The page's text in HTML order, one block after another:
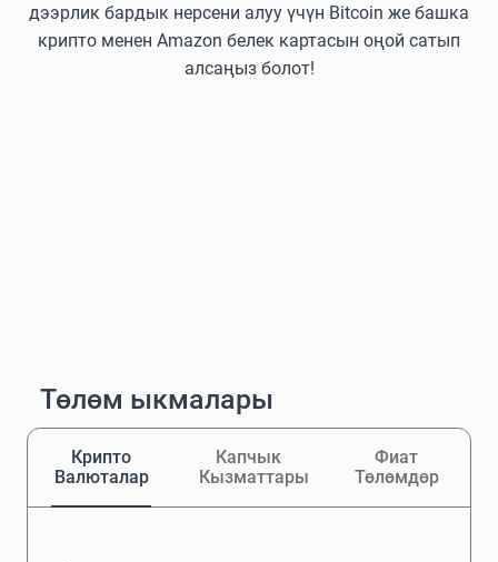
дээрлик бардык нерсени алуу үчүн Bitcoin же башка
крипто менен Amazon белек картасын оңой сатып
алсаңыз болот!
Төлөм ыкмалары
Крипто
Валюталар
Капчык
Кызматтары
Фиат
Төлөмдөр